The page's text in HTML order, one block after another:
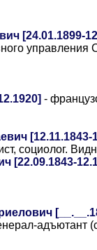
[24.01.1899-
управления
-
[12.11.1843-
социолог.
[22.09.1843-
адъютант